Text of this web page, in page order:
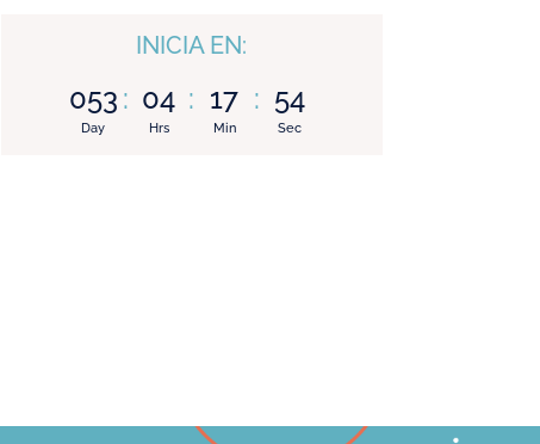
INICIA EN:
053
Day
: 04
Hrs
: 17
Min
: 53
Sec